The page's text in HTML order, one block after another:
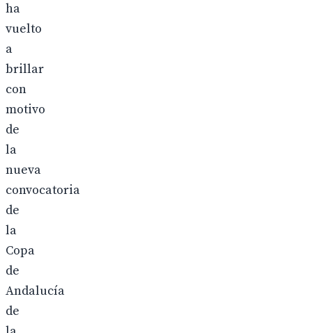
ha
vuelto
a
brillar
con
motivo
de
la
nueva
convocatoria
de
la
Copa
de
Andalucía
de